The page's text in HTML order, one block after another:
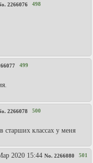
2266076 498
499
2266078 500
старших классах у меня
2020 15:44 No. 2266080 501